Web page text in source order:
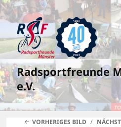
Radsportfreunde
e.V.
VORHERIGES BILD